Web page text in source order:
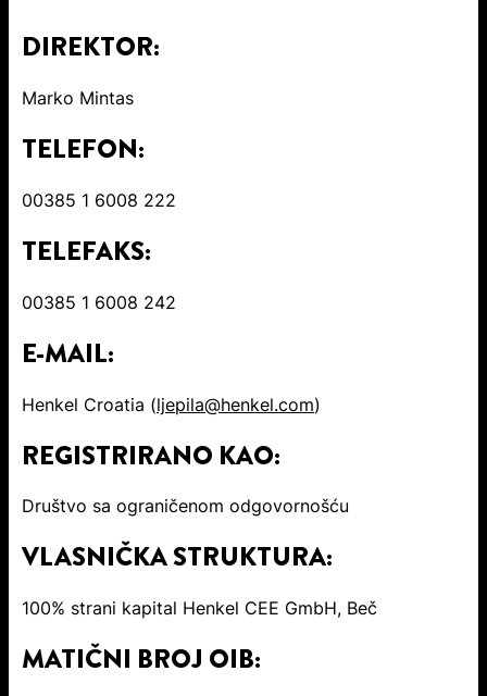
DIREKTOR:
Marko Mintas
TELEFON:
00385 1 6008 222
TELEFAKS:
00385 1 6008 242
E-MAIL:
Henkel Croatia (ljepila@henkel.com)
REGISTRIRANO KAO:
Društvo sa ograničenom odgovornošću
VLASNIČKA STRUKTURA:
100% strani kapital Henkel CEE GmbH, Beč
MATIČNI BROJ OIB: